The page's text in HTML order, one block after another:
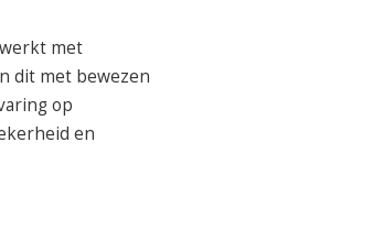
met
dit met bewezen
op
en